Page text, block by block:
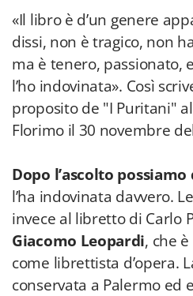
«Il libro è d’un genere
dissi, non è tragico, non
ma è tenero, passionato,
l’ho indovinata». Così
proposito de "I Puritani"
Florimo il 30 novembre
Dopo l’ascolto
l’ha indovinata davvero.
invece al libretto di Carlo
Giacomo Leopardi, che
come librettista d’opera.
conservata a Palermo ed